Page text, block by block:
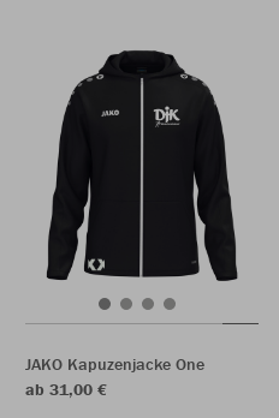
JAKO Kapuzenjacke One
ab 31,00 €